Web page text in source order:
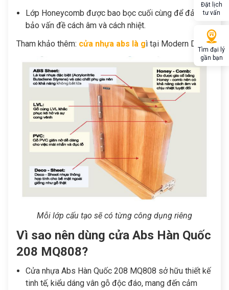
Lớp Honeycomb được bao bọc cuối cùng để đảm
bảo vấn đề cách âm và cách nhiệt.
Tham khảo thêm: cửa nhựa abs là gì tại Modern Door
Mỗi lớp cấu tạo sẽ có từng công dụng riêng
Vì sao nên dùng cửa Abs Hàn Quốc
208 MQ808?
Cửa nhựa Abs Hàn Quốc 208 MQ808 sở hữu thiết kế
tinh tế, kiểu dáng vân gỗ độc đáo, mang đến cảm
Đặt lịch
tư vấn
Tìm đại lý
gần bạn